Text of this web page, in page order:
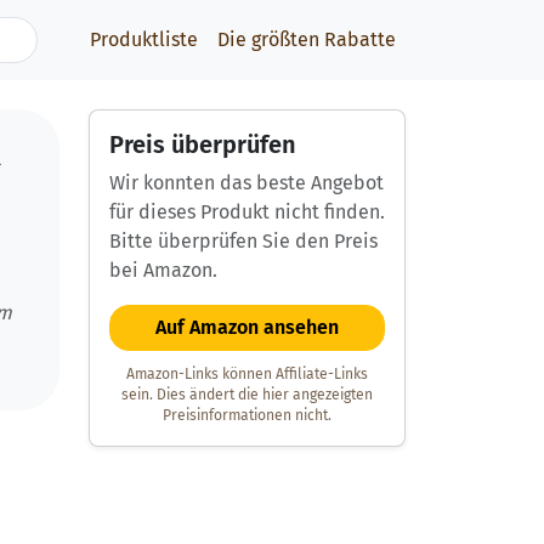
Produktliste Die größten Rabatte
Preis überprüfen
Wir konnten das beste Angebot
für dieses Produkt nicht finden.
Bitte überprüfen Sie den Preis
bei Amazon.
Auf Amazon ansehen
Amazon-Links können Affiliate-Links
sein. Dies ändert die hier angezeigten
Preisinformationen nicht.